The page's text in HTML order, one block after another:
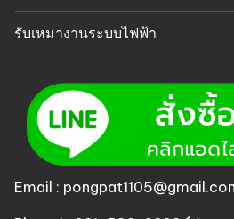
รับเหมางานระบบไฟฟ้า
Email :